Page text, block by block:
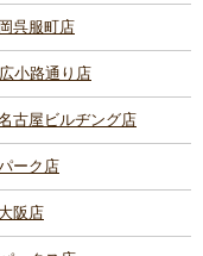
呉服町店
小路通り店
古屋ビルヂング店
ーク店
阪店